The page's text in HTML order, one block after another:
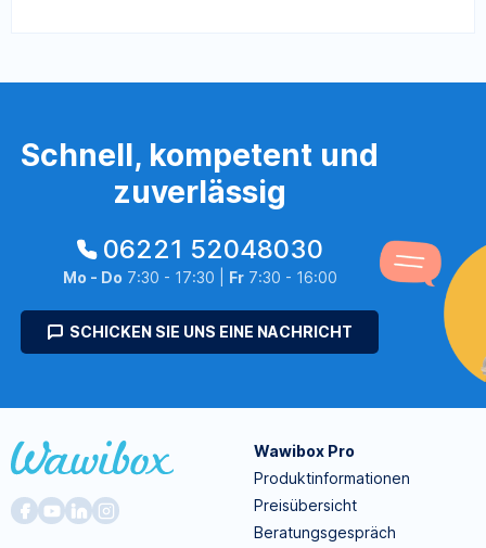
Schnell, kompetent und
zuverlässig
06221 52048030
Mo - Do 7:30 - 17:30 | Fr7:30 - 16:00
SCHICKEN SIE UNS EINE NACHRICHT
Wawibox Pro
Produktinformationen
Preisübersicht
Beratungsgespräch